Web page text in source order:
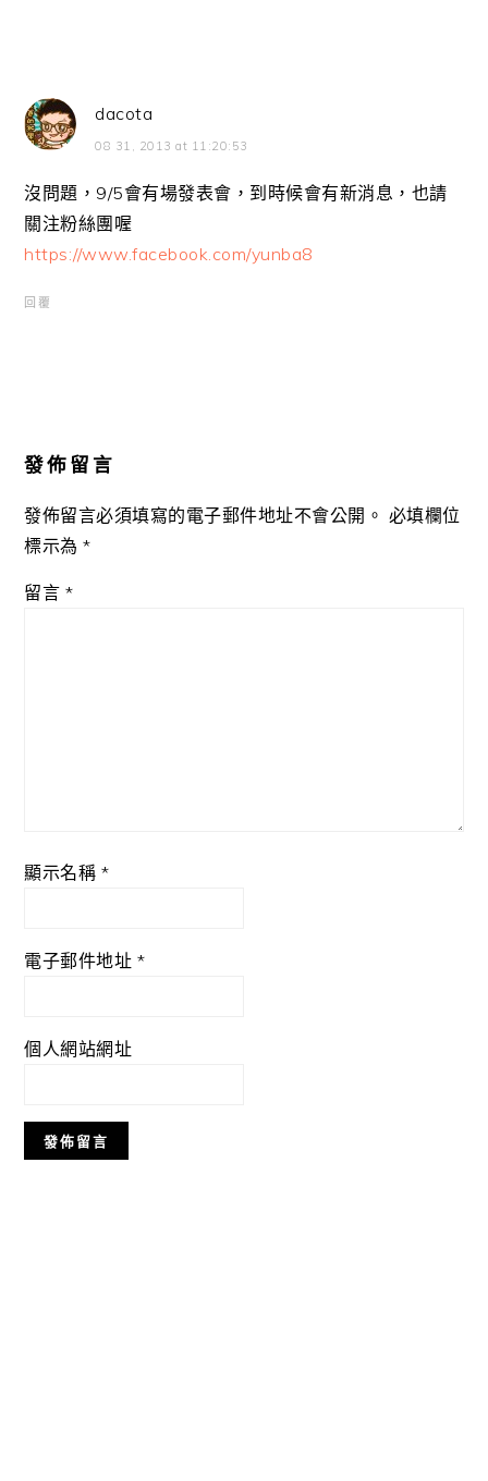
dacota
08 31, 2013 at 11:20:53
沒問題，9/5會有場發表會，到時候會有新消息，也請
關注粉絲團喔
https://www.facebook.com/yunba8
回覆
發佈留言
發佈留言必須填寫的電子郵件地址不會公開。 必填欄位
標示為*
留言 *
顯示名稱 *
電子郵件地址 *
個人網站網址